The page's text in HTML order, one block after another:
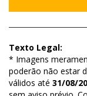
Texto Legal:
* Imagens
poderão não estar
válidos até 31/08/